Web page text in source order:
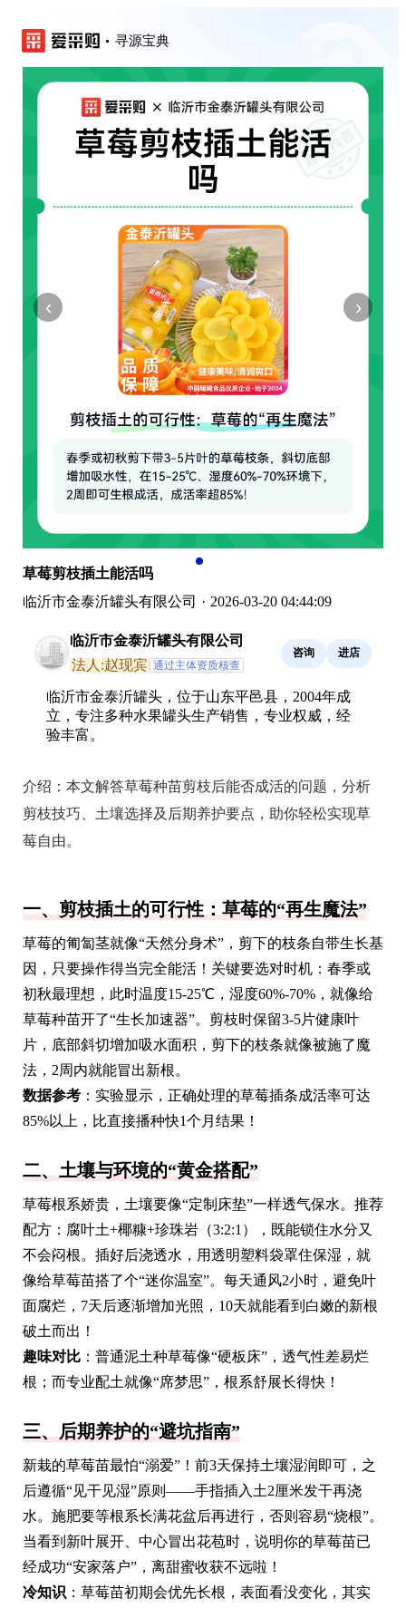
寻源宝典
‹ ›
草莓剪枝插土能活吗
临沂市金泰沂罐头有限公司 · 2026-03-20 04:44:09
临沂市金泰沂罐头有限公司
法人:赵现宾 通过主体资质核查
咨询 进店
临沂市金泰沂罐头，位于山东平邑县，2004年成
立，专注多种水果罐头生产销售，专业权威，经
验丰富。
介绍： 本文解答草莓种苗剪枝后能否成活的问题，分析
剪枝技巧、土壤选择及后期养护要点，助你轻松实现草
莓自由。
一、剪枝插土的可行性：草莓的“再生魔法”
草莓的匍匐茎就像“天然分身术”，剪下的枝条自带生长基
因，只要操作得当完全能活！关键要选对时机：春季或
初秋最理想，此时温度15-25℃，湿度60%-70%，就像给
草莓种苗开了“生长加速器”。剪枝时保留3-5片健康叶
片，底部斜切增加吸水面积，剪下的枝条就像被施了魔
法，2周内就能冒出新根。
数据参考 ：实验显示，正确处理的草莓插条成活率可达
85%以上，比直接播种快1个月结果！
二、土壤与环境的“黄金搭配”
草莓根系娇贵，土壤要像“定制床垫”一样透气保水。推荐
配方：腐叶土+椰糠+珍珠岩（3:2:1），既能锁住水分又
不会闷根。插好后浇透水，用透明塑料袋罩住保湿，就
像给草莓苗搭了个“迷你温室”。每天通风2小时，避免叶
面腐烂，7天后逐渐增加光照，10天就能看到白嫩的新根
破土而出！
趣味对比 ：普通泥土种草莓像“硬板床”，透气性差易烂
根；而专业配土就像“席梦思”，根系舒展长得快！
三、后期养护的“避坑指南”
新栽的草莓苗最怕“溺爱”！前3天保持土壤湿润即可，之
后遵循“见干见湿”原则——手指插入土2厘米发干再浇
水。施肥要等根系长满花盆后再进行，否则容易“烧根”。
当看到新叶展开、中心冒出花苞时，说明你的草莓苗已
经成功“安家落户”，离甜蜜收获不远啦！
冷知识 ：草莓苗初期会优先长根，表面看没变化，其实